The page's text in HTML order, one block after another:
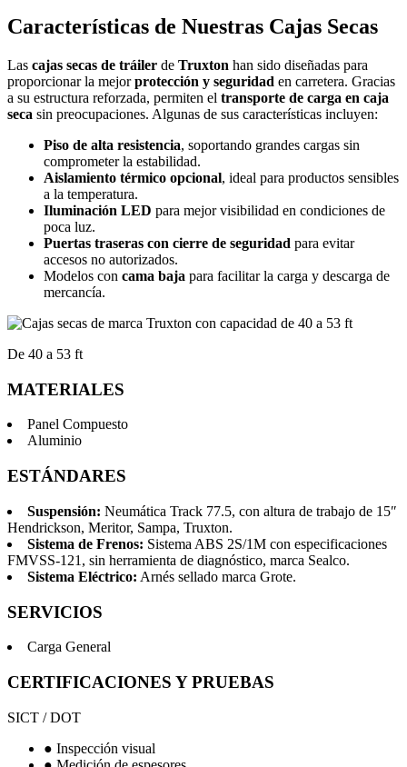
Características de Nuestras Cajas Secas
Las cajas secas de tráiler de Truxton han sido diseñadas para
proporcionar la mejorprotección y seguridad en carretera. Gracias
a su estructura reforzada, permiten el transporte de carga en caja
seca sin preocupaciones. Algunas de sus características incluyen:
Piso de alta resistencia, soportando grandes cargas sin
comprometer la estabilidad.
Aislamiento térmico opcional, ideal para productos sensibles
a la temperatura.
Iluminación LED para mejor visibilidad en condiciones de
poca luz.
Puertas traseras con cierre de seguridad para evitar
accesos no autorizados.
Modelos con cama baja para facilitar la carga y descarga de
mercancía.
De 40 a 53 ft
MATERIALES
Panel Compuesto
Aluminio
ESTÁNDARES
Suspensión: Neumática Track 77.5, con altura de trabajo de 15″
Hendrickson, Meritor, Sampa, Truxton.
Sistema de Frenos: Sistema ABS 2S/1M con especificaciones
FMVSS-121, sin herramienta de diagnóstico, marca Sealco.
Sistema Eléctrico: Arnés sellado marca Grote.
SERVICIOS
Carga General
CERTIFICACIONES Y PRUEBAS
SICT / DOT
● Inspección visual